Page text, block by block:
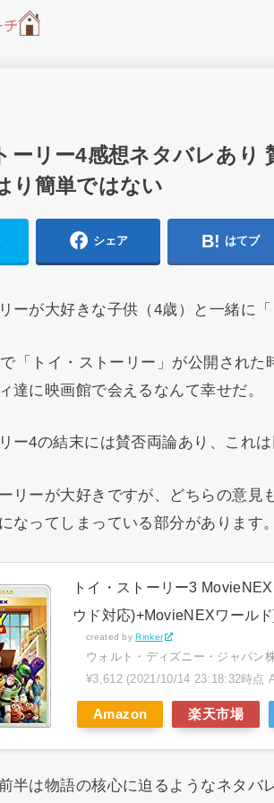
ーリー4感想ネタバレあり
り簡単ではない
シェア はてブ
ーが大好きな子供（4歳）と一緒に
「トイ・ストーリー」が公開され
達に映画館で会えるなんて幸せだ。
ー4の結末には賛否両論あり、これ
リーが大好きですが、どちらの意見
なってしまっている部分があります。
トイ・ストーリー3
ウド対応)+MovieNEXワール
created byRinker
ウォルト・ディズニー・ジャパン
¥3,612 (2021/10/14 23:18:32時点
Amazon 楽天市場
半は物語の核心に迫るようなネタバ